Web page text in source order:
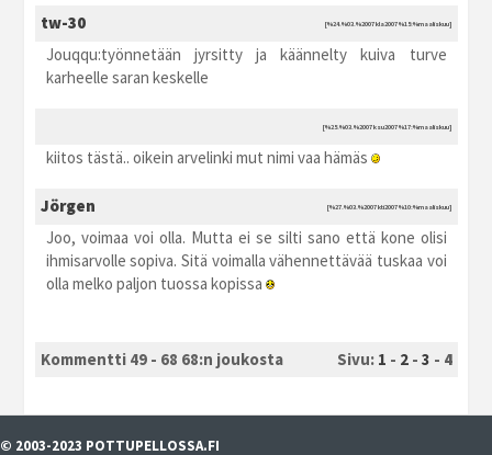
tw-30 [%24.%03.%2007 kla2007 %15:%maaliskuu]
Jouqqu:työnnetään jyrsitty ja käännelty kuiva turve
karheelle saran keskelle
[%25.%03.%2007 ksu2007 %17:%maaliskuu]
kiitos tästä.. oikein arvelinki mut nimi vaa hämäs
Jörgen [%27.%03.%2007 kti2007 %10:%maaliskuu]
Joo, voimaa voi olla. Mutta ei se silti sano että kone olisi
ihmisarvolle sopiva. Sitä voimalla vähennettävää tuskaa voi
olla melko paljon tuossa kopissa
Kommentti 49 - 68 68:n joukosta Sivu: 1 - 2- 3 - 4
© 2003-2023 POTTUPELLOSSA.FI